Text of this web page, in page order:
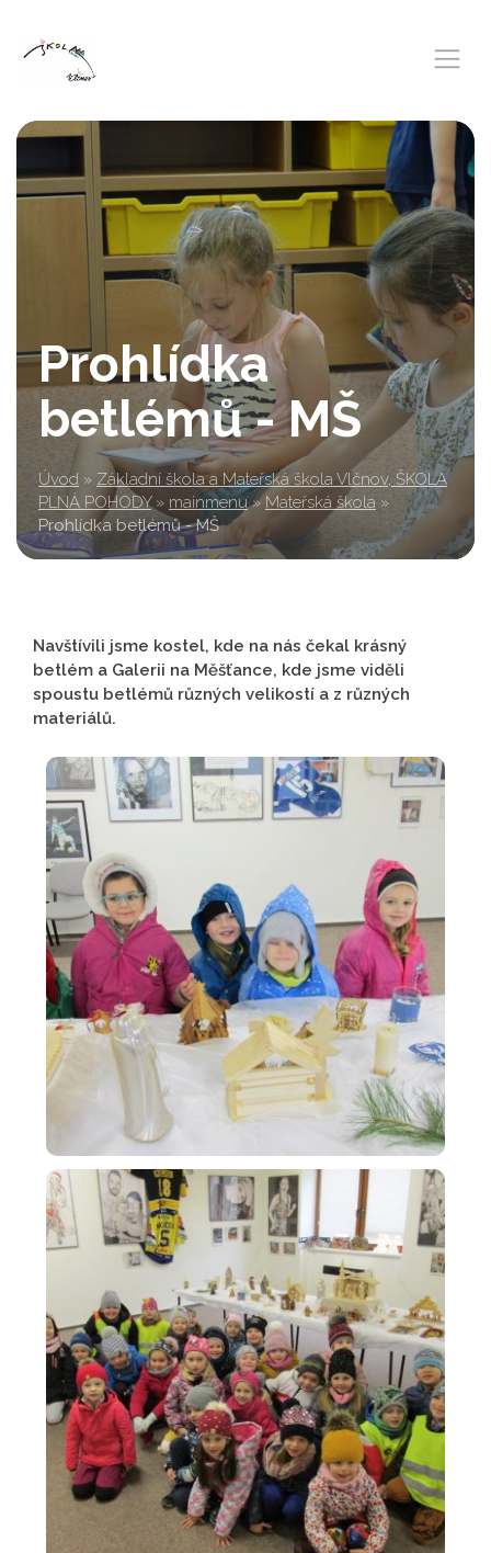
Prohlídka
betlémů - MŠ
Úvod » Základní škola a Mateřská škola Vlčnov, ŠKOLA
PLNÁ POHODY » mainmenu » Mateřská škola »
Prohlídka betlémů - MŠ
Navštívili jsme kostel, kde na nás čekal krásný
betlém a Galerii na Měšťance, kde jsme viděli
spoustu betlémů různých velikostí a z různých
materiálů.